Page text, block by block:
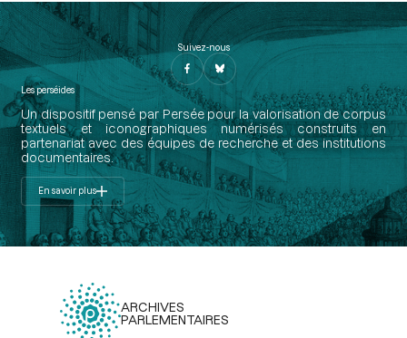
Suivez-nous
Les perséides
Un dispositif pensé par Persée pour la valorisation de corpus
textuels et iconographiques numérisés construits en
partenariat avec des équipes de recherche et des institutions
documentaires.
En savoir plus
ARCHIVES
PARLEMENTAIRES